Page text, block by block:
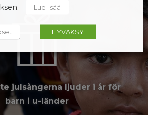
julsångerna ljuder i år för
barn i u-länder
Lue lisää
HYVÄKSY